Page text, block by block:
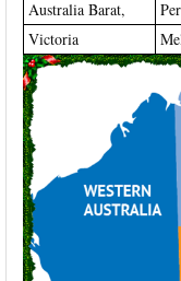
Australia Barat,
Victoria